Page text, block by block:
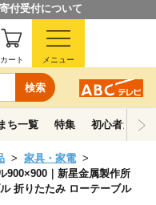
付受付について
検索
カート メニュー
ち一覧 特集 初心者ガイド
家具・家電
900×900｜新星金属製作所
折りたたみ ローテーブル